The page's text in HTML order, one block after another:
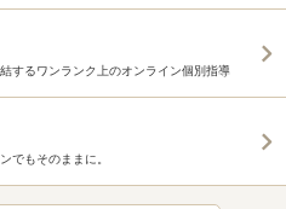
するワンランク上のオンライン個別指導
でもそのままに。